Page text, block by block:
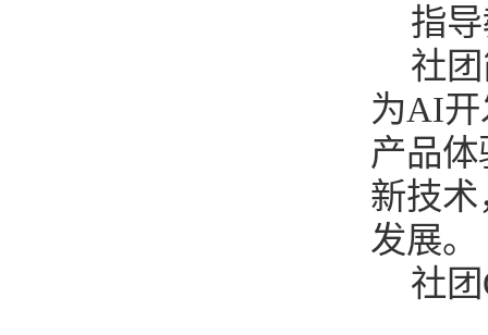
指
社
为AI
产品
新技
发展。
社